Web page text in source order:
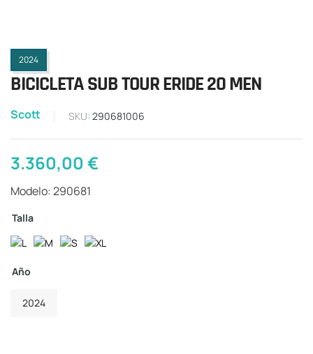
2024
BICICLETA SUB TOUR ERIDE 20 MEN
Scott SKU: 290681006
3.360,00€
Modelo: 290681
Talla
Año
2024